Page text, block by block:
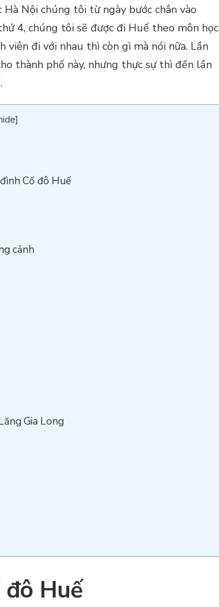
Nội chúng tôi từ ngày bước chân vào
4, chúng tôi sẽ được đi Huế theo môn học
viên đi với nhau thì còn gì mà nói nữa. Lần
thành phố này, nhưng thực sự thì đến lần
]
Cố đô Huế
cảnh
Gia Long
Huế